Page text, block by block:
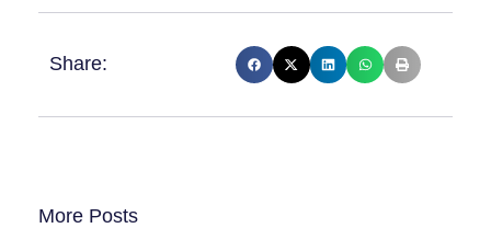
Share:
More Posts